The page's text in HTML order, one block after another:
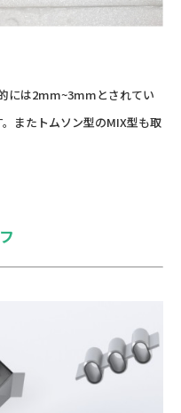
には2mm~3mmとされてい
またトムソン型のMIX型も取